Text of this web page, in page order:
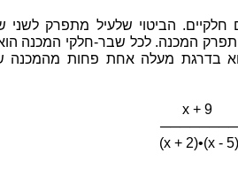
חלקיים. הביטוי שלעיל מתפרק לשני
המכנה. לכל שבר-חלקי המכנה
הוא בדרגת מעלה אחת פחות מהמכנה
x + 9
────────
(x + 2)•(x -